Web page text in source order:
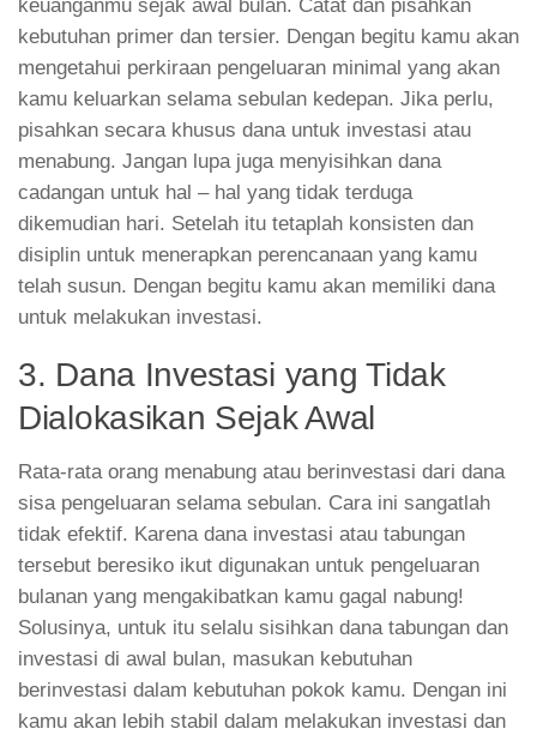
keuanganmu sejak awal bulan. Catat dan pisahkan
kebutuhan primer dan tersier. Dengan begitu kamu akan
mengetahui perkiraan pengeluaran minimal yang akan
kamu keluarkan selama sebulan kedepan. Jika perlu,
pisahkan secara khusus dana untuk investasi atau
menabung. Jangan lupa juga menyisihkan dana
cadangan untuk hal – hal yang tidak terduga
dikemudian hari. Setelah itu tetaplah konsisten dan
disiplin untuk menerapkan perencanaan yang kamu
telah susun. Dengan begitu kamu akan memiliki dana
untuk melakukan investasi.
3. Dana Investasi yang Tidak
Dialokasikan Sejak Awal
Rata-rata orang menabung atau berinvestasi dari dana
sisa pengeluaran selama sebulan. Cara ini sangatlah
tidak efektif. Karena dana investasi atau tabungan
tersebut beresiko ikut digunakan untuk pengeluaran
bulanan yang mengakibatkan kamu gagal nabung!
Solusinya, untuk itu selalu sisihkan dana tabungan dan
investasi di awal bulan, masukan kebutuhan
berinvestasi dalam kebutuhan pokok kamu. Dengan ini
kamu akan lebih stabil dalam melakukan investasi dan